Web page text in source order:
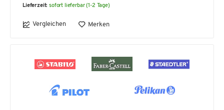
Lieferzeit: sofort lieferbar (1-2 Tage)
Vergleichen Merken